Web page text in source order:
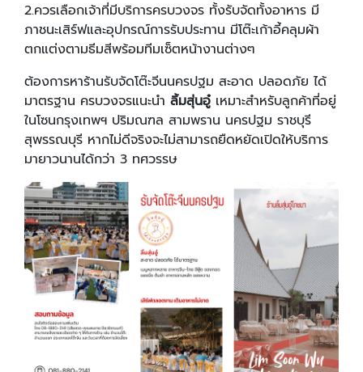
2.ควรเลือกเจ้าที่มีบริการครบวงจร ทั้งรับจัดทั้งอาหาร มี
ภาชนะเสิร์ฟและอุปกรณ์การรับประทาน มีโต๊ะเก้าอี้คลุมผ้า
ตกแต่งตามธีมสีพร้อมทีมเซ็ตหน้างานต่างๆ
ต้องการหาร้านรับจัดโต๊ะจีนนครปฐม สะอาด ปลอดภัย ได้
มาตรฐาน ครบวงจรแนะนำ ลิ้มสุ่นอู๋ เหมาะสำหรับลูกค้าที่อยู่
ในโซนกรุงเทพฯ ปริมณฑล สามพราน นครปฐม ราชบุรี
สุพรรณบุรี หากไม่ดีจริงจะไม่สามารถยืดหยัดเปิดให้บริการ
มายาวนานได้กว่า 3 ทศวรรษ